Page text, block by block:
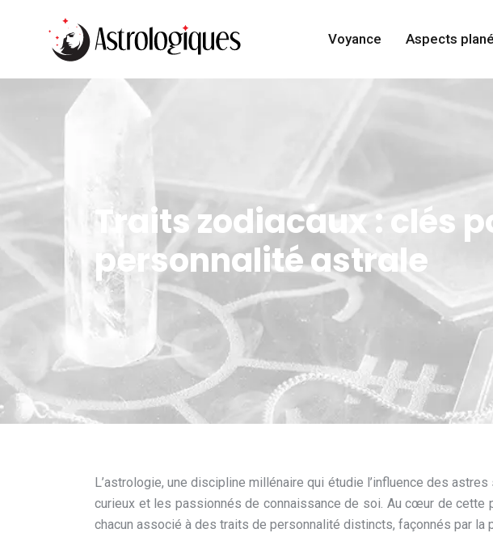
Voyance Aspects
Traits zodiacaux : clés
personnalité astrale
L’astrologie, une discipline millénaire qui étudie l’influence des
curieux et les passionnés de connaissance de soi. Au cœur de cette
chacun associé à des traits de personnalité distincts, façonnés par la